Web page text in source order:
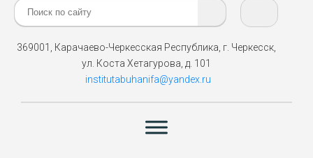
Поиск:
369001, Карачаево-Черкесская Республика, г. Черкесск,
ул. Коста Хетагурова, д. 101
institutabuhanifa@yandex.ru